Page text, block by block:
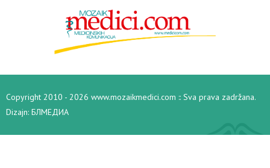
Copyright 2010 - 2026 www.mozaikmedici.com :: Sva prava zadržana.
Dizajn: БЛМЕДИА